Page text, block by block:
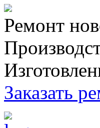
Ремонт
Заказать